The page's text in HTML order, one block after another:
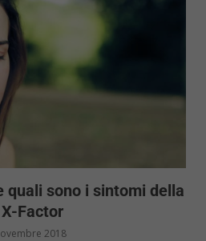
quali sono i sintomi della
Factor
2018